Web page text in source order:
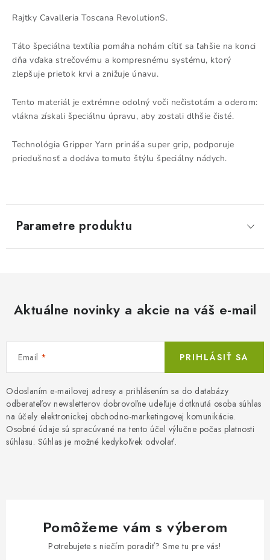
Rajtky Cavalleria Toscana RevolutionS.
Táto špeciálna textília pomáha nohám cítiť sa ľahšie na konci
dňa vďaka strečovému a kompresnému systému, ktorý
zlepšuje prietok krvi a znižuje únavu.
Tento materiál je extrémne odolný voči nečistotám a oderom:
vlákna získali špeciálnu úpravu, aby zostali dlhšie čisté.
Technológia Gripper Yarn prináša super grip, podporuje
priedušnosť a dodáva tomuto štýlu špeciálny nádych.
Parametre produktu
Aktuálne novinky a akcie na váš e-mail
Email
Odoslaním e-mailovej adresy a prihlásením sa do databázy
odberateľov newsletterov dobrovoľne udeľuje dotknutá osoba súhlas
na účely elektronickej obchodno-marketingovej komunikácie.
Osobné údaje sú spracúvané na tento účel výlučne počas platnosti
súhlasu. Súhlas je možné kedykoľvek odvolať.
PRIHLÁSIŤ SA
Pomôžeme vám s výberom
Potrebujete s niečím poradiť? Sme tu pre vás!